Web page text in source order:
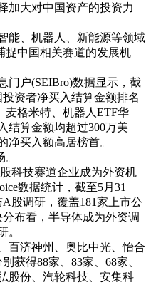
加大对中国资产的投资力
能、机器人、新能源等领域
捉中国相关赛道的发展机
门户(SEIBro)数据显示，截
资者净买入结算金额排名
格米特、机器人ETF华
结算金额均超过300万美
净买入额高居榜首。
科技赛道企业成为外资机
数据统计，截至5月31
股调研，覆盖181家上市公
布看，半导体成为外资调
。
百济神州、奥比中光、怡合
获得88家、83家、68家、
股份、汽轮科技、安集科